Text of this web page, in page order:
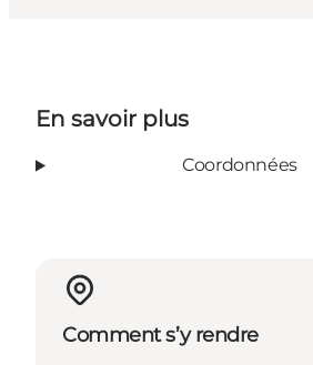
En savoir plus
Coordonnées
Comment s’y rendre